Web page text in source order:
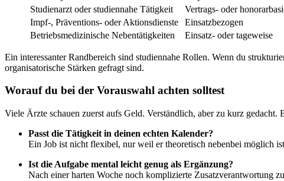
Studienarzt oder studiennahe Tätigkeit
Vertrags- oder
Impf-, Präventions- oder Aktionsdienste
Einsatzbezogen
Betriebsmedizinische Nebentätigkeiten
Einsatz- oder tageweise
Ein interessanter Randbereich sind studiennahe Rollen. Wenn du
organisatorische Stärken gefragt sind.
Worauf du bei der Vorauswahl achten solltest
Viele Ärzte schauen zuerst aufs Geld. Verständlich, aber zu kurz gedacht.
Passt die Tätigkeit in deinen echten Kalender?
Ein Job ist nicht flexibel, nur weil er theoretisch nebenbei möglich
Ist die Aufgabe mental leicht genug als Ergänzung?
Nach einer harten Woche noch komplizierte Zusatzverantwortung